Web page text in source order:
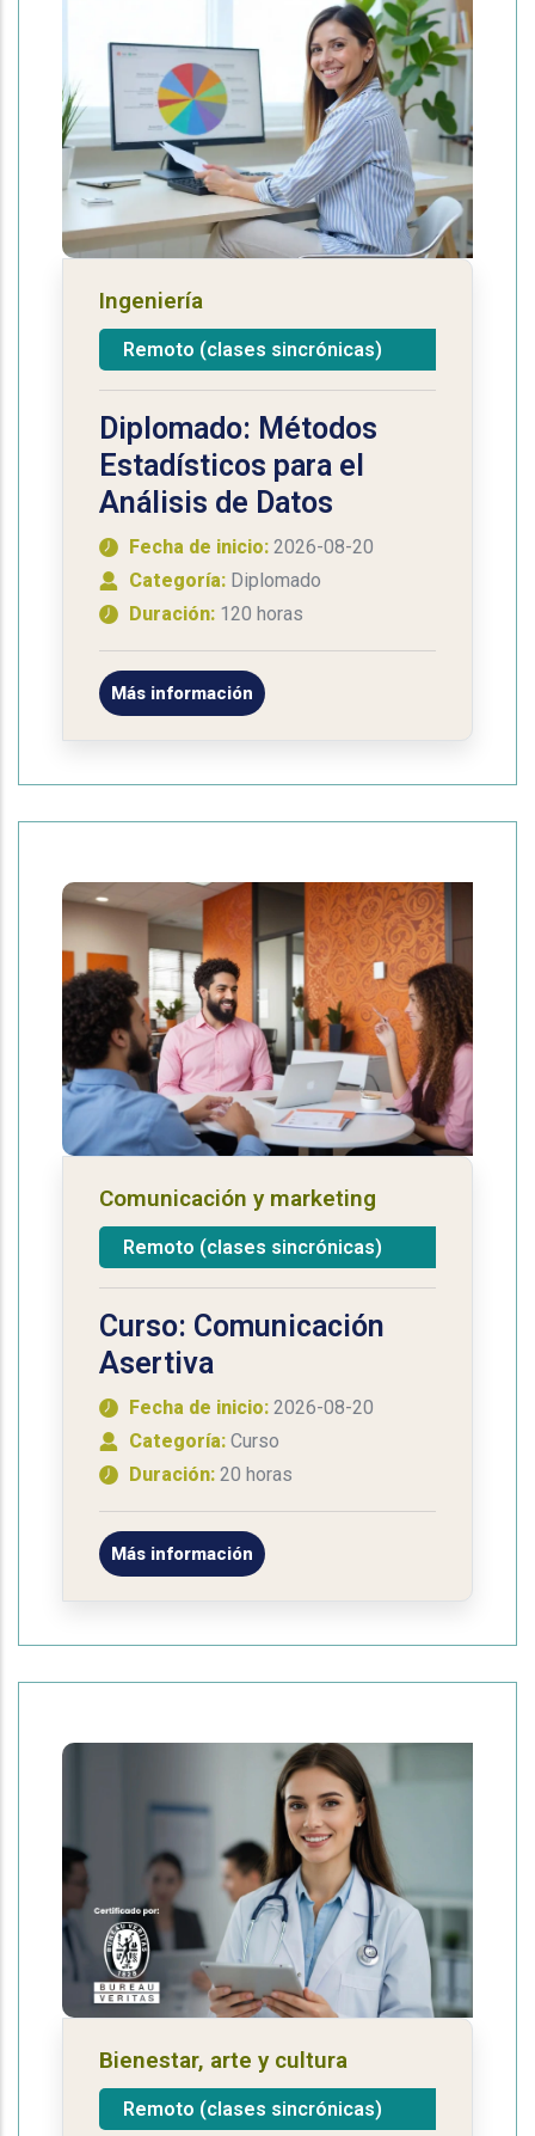
Ingeniería
Remoto (clases sincrónicas)
Diplomado: Métodos
Estadísticos para el
Análisis de Datos
Fecha de inicio: 2026-08-20
Categoría: Diplomado
Duración: 120 horas
Más información
Comunicación y marketing
Remoto (clases sincrónicas)
Curso: Comunicación
Asertiva
Fecha de inicio: 2026-08-20
Categoría: Curso
Duración: 20 horas
Más información
Bienestar, arte y cultura
Remoto (clases sincrónicas)